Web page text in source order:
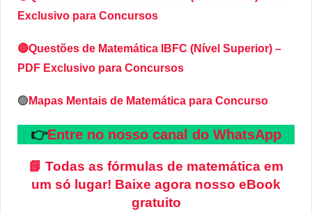
Exclusivo para Concursos
🔴Questões de Matemática IBFC (Nível Superior) –
PDF Exclusivo para Concursos
🟢 Mapas Mentais de Matemática para Concurso
👉Entre no nosso canal do WhatsApp
📘 Todas as fórmulas de matemática em
um só lugar! Baixe agora nosso eBook
gratuito